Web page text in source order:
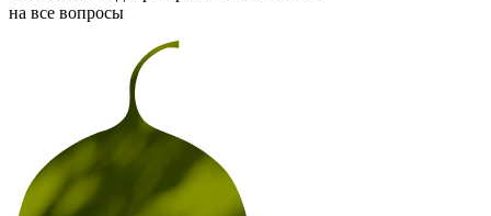
на все вопросы